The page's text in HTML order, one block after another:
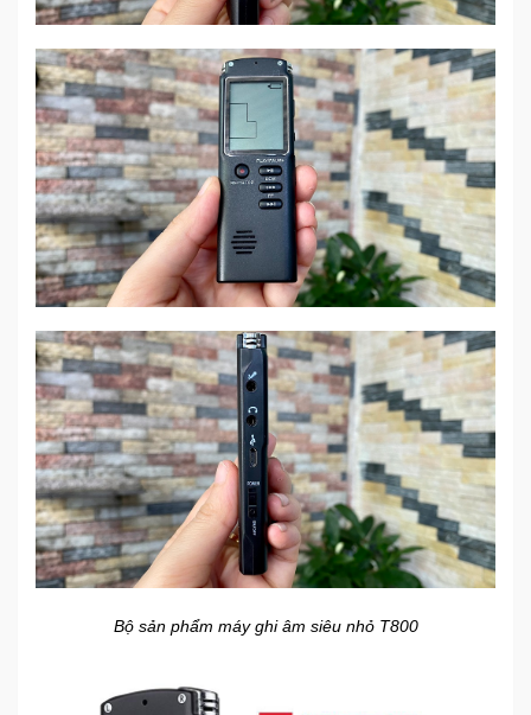
Bộ sản phẩm máy ghi âm siêu nhỏ T800